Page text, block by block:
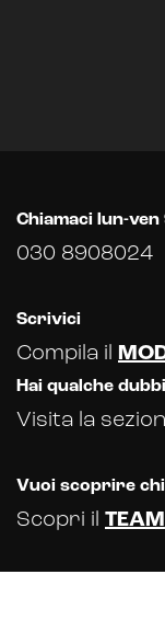
Chiamaci lun-
030 8908024
Scrivici
Compila il
Hai qualche
Visita la
Vuoi scoprire
Scopri il TEAM